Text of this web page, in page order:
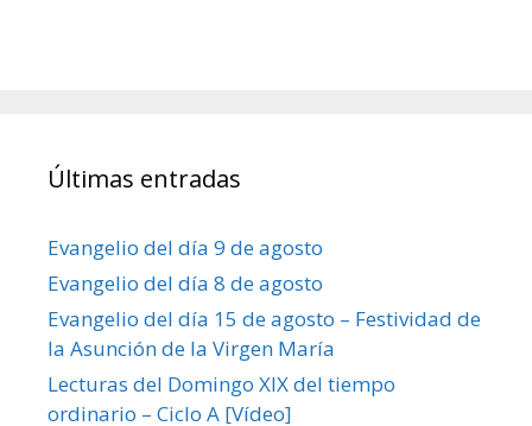
Últimas entradas
Evangelio del día 9 de agosto
Evangelio del día 8 de agosto
Evangelio del día 15 de agosto – Festividad de
la Asunción de la Virgen María
Lecturas del Domingo XIX del tiempo
ordinario – Ciclo A [Vídeo]